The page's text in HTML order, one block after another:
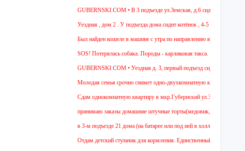
GUBERNSKI.COM • В 3 подъезде ул.Земская, д.6 сидит очень
Уездная , дом 2 . У подъезда дома сидит котёнок , 4-5 мес , девочка.
Был найден кошеле в машине с утра по направлению в Москву,девушка
SOS! Потерялась собака. Породы - карликовая такса. Уважаемые
GUBERNSKI.COM • Уездная д. 3, первый подъезд сидит
Молодая семья срочно снимет одно-двухкомнатную квартиру на
Cдам однокомнатную квартиру в мкр.Губернский ул.Земская. Ремонт
принимаю заказы домашние штучные торты(медовик, муравейник,
в 3-м подъезде 21 дома (на батарее или под ней в холле) тоскует и
Отдам детский стульчик для кормления. Единственный минус - нет